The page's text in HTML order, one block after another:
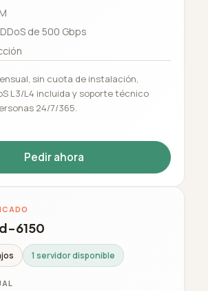
de 500 Gbps
sin cuota de instalación,
L3/L4 incluida y soporte técnico
24/7/365.
Pedir ahora
6150
1 servidor disponible